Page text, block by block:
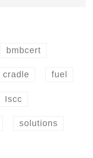
bmbcert
cradle fuel
Iscc
solutions